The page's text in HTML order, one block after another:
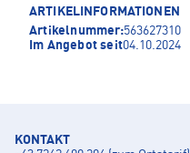
ARTIKELINFORMATIONEN
Artikelnummer:563627310
Im Angebot seit04.10.2024
KONTAKT